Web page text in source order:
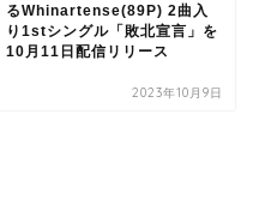
るWhinartense(89P) 2曲入
り1stシングル「敗北宣言」を
10月11日配信リリース
2023年10月9日